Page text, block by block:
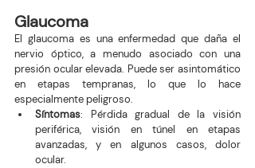
Glaucoma
El glaucoma es una enfermedad que daña el
nervio óptico, a menudo asociado con una
presión ocular elevada. Puede ser asintomático
en etapas tempranas, lo que lo hace
especialmente peligroso.
Síntomas: Pérdida gradual de la visión
periférica, visión en túnel en etapas
avanzadas, y en algunos casos, dolor
ocular.